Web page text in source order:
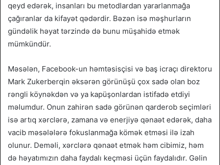
qeyd edərək, insanları bu metodlardan yararlanmağa
çağıranlar da kifayət qədərdir. Bəzən isə məşhurların
gündəlik həyat tərzində də bunu müşahidə etmək
mümkündür.
Məsələn, Facebook-un həmtəsisçisi və baş icraçı direktoru
Mark Zukerberqin əksərən görünüşü çox sadə olan boz
rəngli köynəkdən və ya kapüşonlardan istifadə etdiyi
məlumdur. Onun zahirən sadə görünən qarderob seçimləri
isə artıq xərclərə, zamana və enerjiyə qənaət edərək, daha
vacib məsələlərə fokuslanmağa kömək etməsi ilə izah
olunur. Deməli, xərclərə qənaət etmək həm cibimiz, həm
də həyatımızın daha faydalı keçməsi üçün faydalıdır. Gəlin